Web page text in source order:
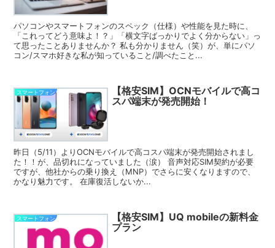
パソコンやスマートフォンのスペック（仕様）や性能を見た時に、
「これってどう意味よ！？」「横文字ばっかりでよく分からない」っ
て思ったことありませんか？ 私も分かりません（笑）が、単にパソ
コン/スマホ好きな私が知っていること/調べたこと...
スマートフォン
【格安SIM】OCNモバイルで高コ
スパ端末が発売開始！
昨日（5/11）よりOCNモバイルで高コスパ端末が発売開始されまし
た！！が、品切れになっていました（涙） 音声対応SIM契約が必要
ですが、他社からの乗り換え（MNP）でさらに安くなりますので、
かなり魅力です。 在庫復活しないか...
スマートフォン
【格安SIM】UQ mobileの新料金
プラン